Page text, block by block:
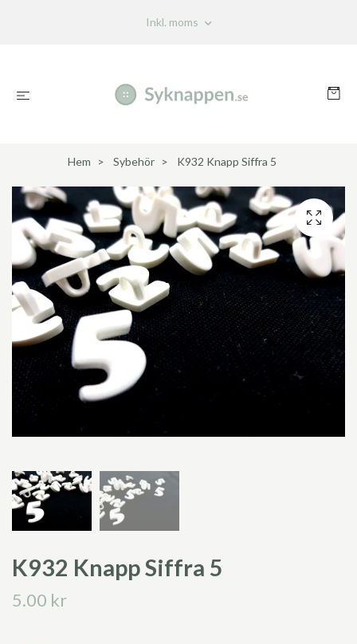
Inkl. moms
Hem Sybehör K932 Knapp Siffra 5
K932 Knapp Siffra 5
5.00 kr